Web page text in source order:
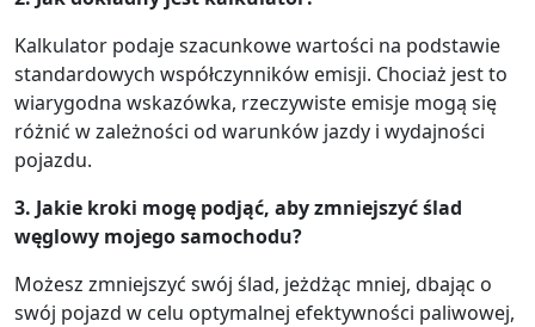
Kalkulator podaje szacunkowe wartości na podstawie
standardowych współczynników emisji. Chociaż jest to
wiarygodna wskazówka, rzeczywiste emisje mogą się
różnić w zależności od warunków jazdy i wydajności
pojazdu.
3. Jakie kroki mogę podjąć, aby zmniejszyć ślad
węglowy mojego samochodu?
Możesz zmniejszyć swój ślad, jeżdżąc mniej, dbając o
swój pojazd w celu optymalnej efektywności paliwowej,